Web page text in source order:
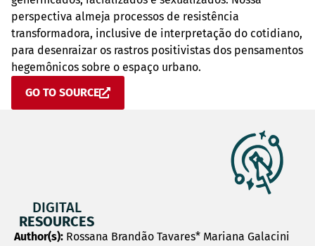
perspectiva almeja processos de resistência
transformadora, inclusive de interpretação do cotidiano,
para desenraizar os rastros positivistas dos pensamentos
hegemônicos sobre o espaço urbano.
GO TO SOURCE
DIGITAL
RESOURCES
Author(s): Rossana Brandão Tavares* Mariana Galacini